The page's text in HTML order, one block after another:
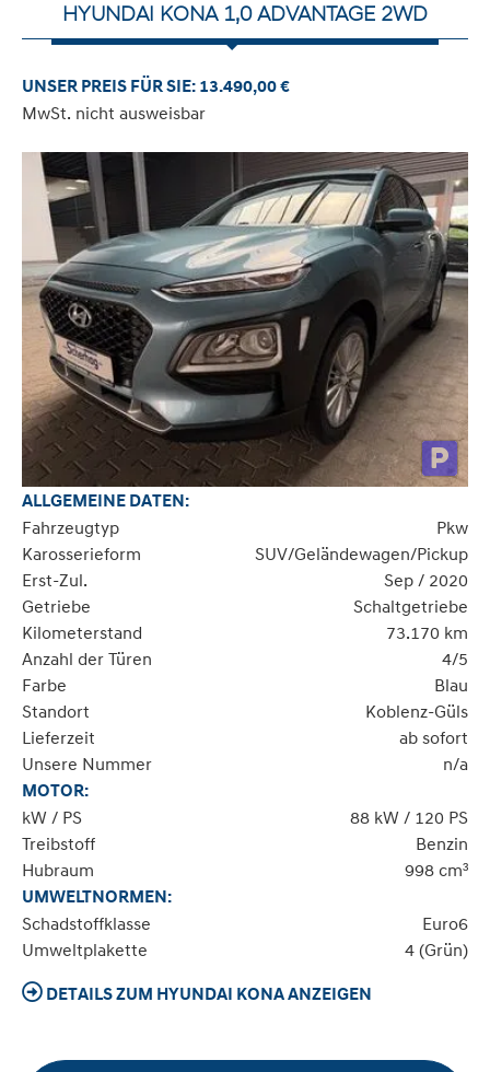
HYUNDAI KONA 1,0 ADVANTAGE 2WD
UNSER PREIS FÜR SIE: 13.490,00 €
MwSt. nicht ausweisbar
ALLGEMEINE DATEN:
Fahrzeugtyp
Pkw
Karosserieform
SUV/Geländewagen/Pickup
Erst-Zul.
Sep / 2020
Getriebe
Schaltgetriebe
Kilometerstand
73.170 km
Anzahl der Türen
4/5
Farbe
Blau
Standort
Koblenz-Güls
Lieferzeit
ab sofort
Unsere Nummer
n/a
MOTOR:
kW / PS
88 kW / 120 PS
Treibstoff
Benzin
Hubraum
998 cm³
UMWELTNORMEN:
Schadstoffklasse
Euro6
Umweltplakette
4 (Grün)
DETAILS ZUM HYUNDAI KONA ANZEIGEN